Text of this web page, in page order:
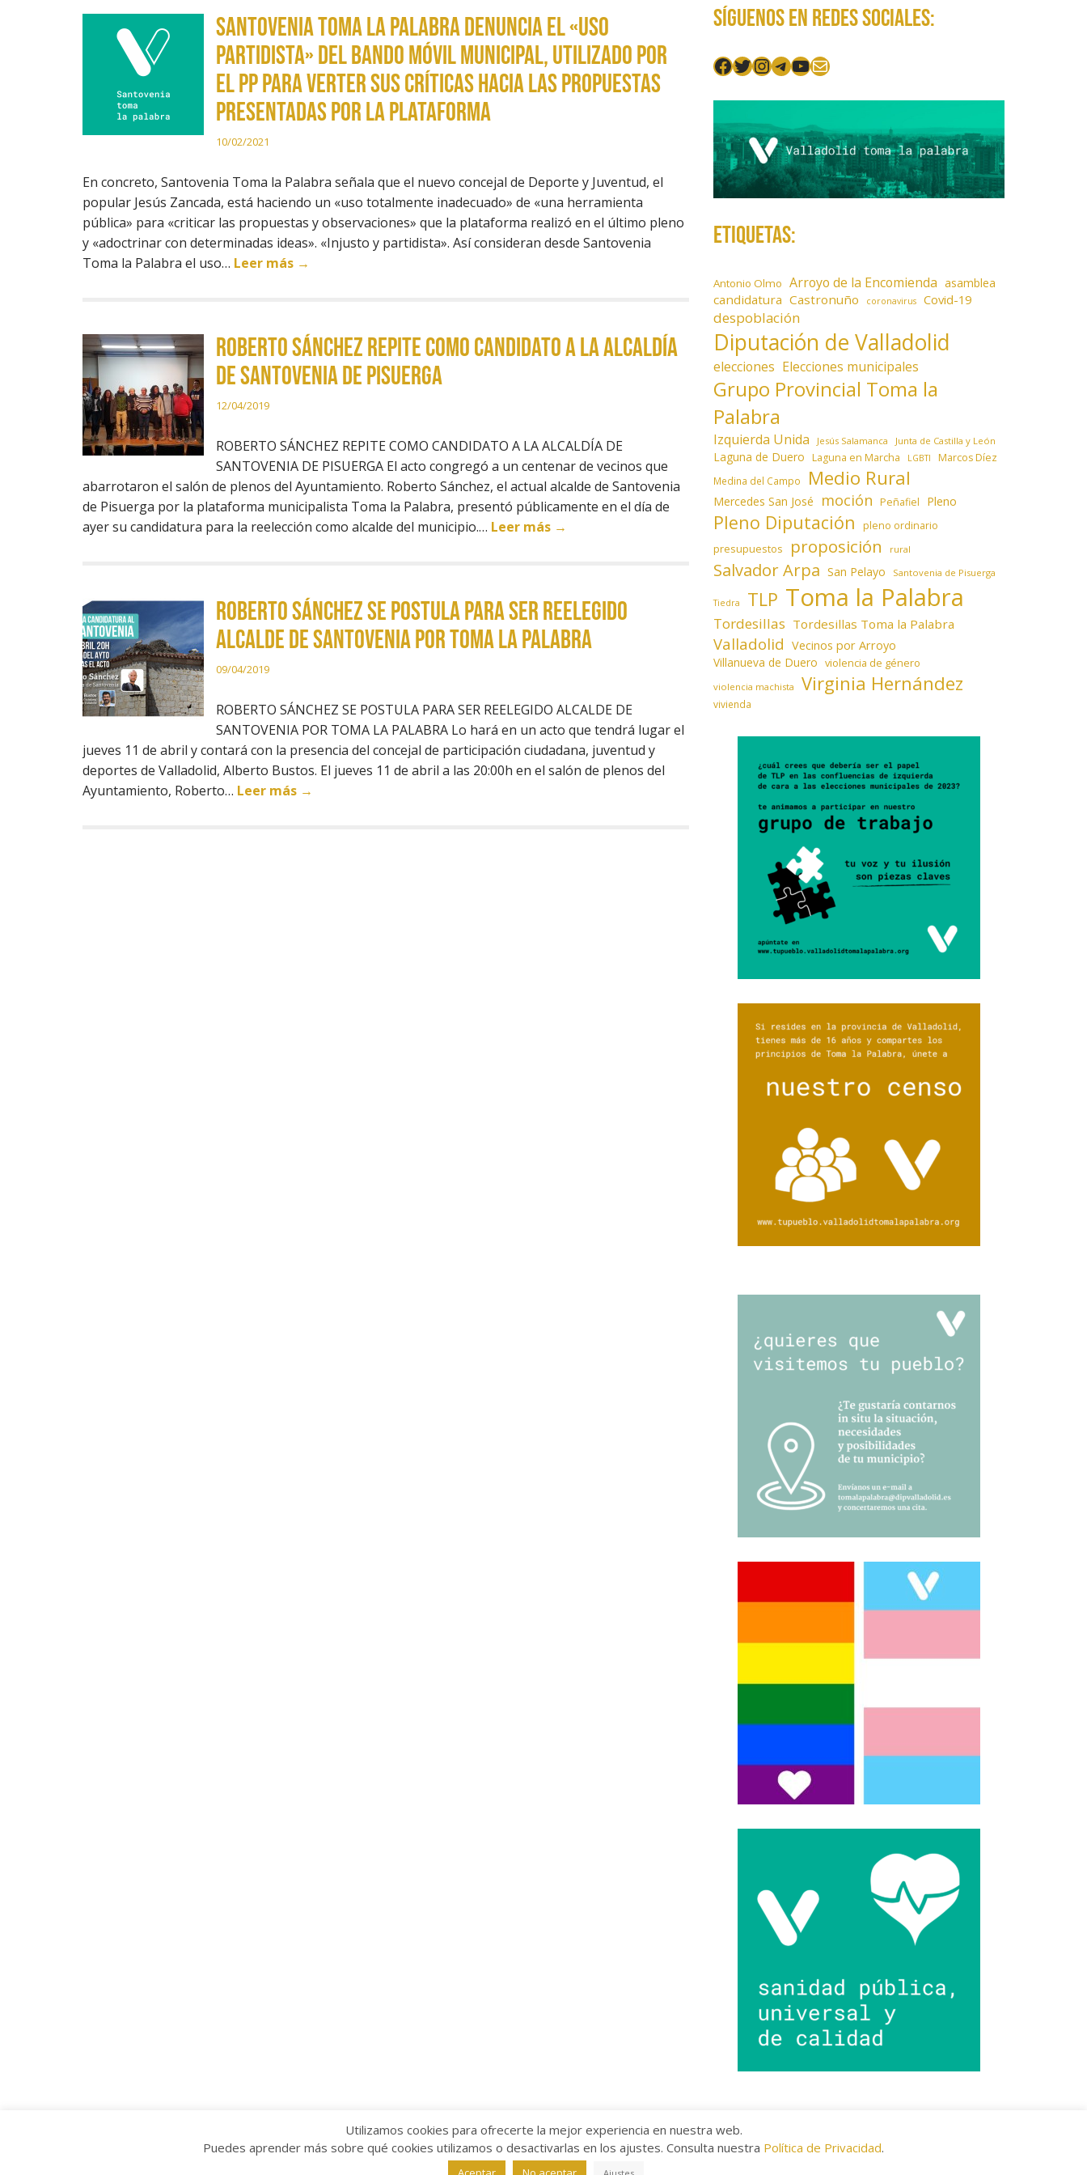
Santovenia Toma la Palabra denuncia el «uso
partidista» del Bando Móvil municipal, utilizado por
el PP para verter sus críticas hacia las propuestas
presentadas por la plataforma
10/02/2021
En concreto, Santovenia Toma la Palabra señala que el nuevo concejal de Deporte y Juventud, el
popular Jesús Zancada, está haciendo un «uso totalmente inadecuado» de «una herramienta
pública» para «criticar las propuestas y observaciones» que la plataforma realizó en el último pleno
y «adoctrinar con determinadas ideas». «Injusto y partidista». Así consideran desde Santovenia
Toma la Palabra el uso… Leer más →
ROBERTO SÁNCHEZ REPITE COMO CANDIDATO A LA ALCALDÍA
DE SANTOVENIA DE PISUERGA
12/04/2019
ROBERTO SÁNCHEZ REPITE COMO CANDIDATO A LA ALCALDÍA DE
SANTOVENIA DE PISUERGA El acto congregó a un centenar de vecinos que
abarrotaron el salón de plenos del Ayuntamiento. Roberto Sánchez, el actual alcalde de Santovenia
de Pisuerga por la plataforma municipalista Toma la Palabra, presentó públicamente en el día de
ayer su candidatura para la reelección como alcalde del municipio.… Leer más →
ROBERTO SÁNCHEZ SE POSTULA PARA SER REELEGIDO
ALCALDE DE SANTOVENIA POR TOMA LA PALABRA
09/04/2019
ROBERTO SÁNCHEZ SE POSTULA PARA SER REELEGIDO ALCALDE DE
SANTOVENIA POR TOMA LA PALABRA Lo hará en un acto que tendrá lugar el
jueves 11 de abril y contará con la presencia del concejal de participación ciudadana, juventud y
deportes de Valladolid, Alberto Bustos. El jueves 11 de abril a las 20:00h en el salón de plenos del
Ayuntamiento, Roberto… Leer más →
Síguenos en redes sociales:
Facebook
Twitter
Instagram
Telegram
YouTube
Mail
Etiquetas:
Antonio Olmo Arroyo de la Encomienda asamblea
candidatura Castronuño coronavirus Covid-19
despoblación
Diputación de Valladolid
elecciones Elecciones municipales
Grupo Provincial Toma la
Palabra
Izquierda Unida Jesús Salamanca Junta de Castilla y León
Laguna de Duero Laguna en Marcha LGBTI Marcos Díez
Medina del Campo Medio Rural
Mercedes San José moción Peñafiel Pleno
Pleno Diputación pleno ordinario
presupuestos proposición rural
Salvador Arpa San Pelayo Santovenia de Pisuerga
Tiedra TLP Toma la Palabra
Tordesillas Tordesillas Toma la Palabra
Valladolid Vecinos por Arroyo
Villanueva de Duero violencia de género
violencia machista Virginia Hernández
vivienda
Aviso legal/Política de Privacidad /
Utilizamos cookies para ofrecerte la mejor experiencia en nuestra web.
Puedes aprender más sobre qué cookies utilizamos o desactivarlas en los ajustes. Consulta nuestra Política de Privacidad.